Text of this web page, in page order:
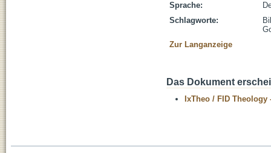
Sprache:
Schlagworte:
Zur Langanzeige
Das Dokument
IxTheo / FID Theology